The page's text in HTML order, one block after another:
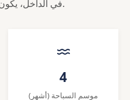
في الداخل، يكون الوقت المناسب للسباحة أقصر.
4
موسم السباحة (أشهر)